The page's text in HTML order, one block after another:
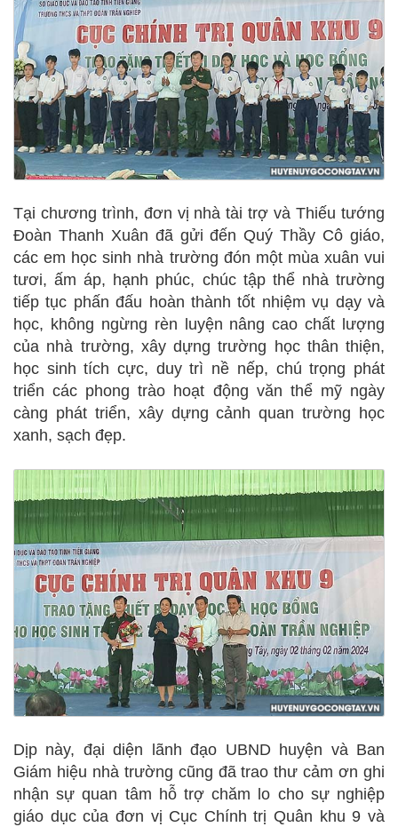
Tại chương trình, đơn vị nhà tài trợ và Thiếu tướng
Đoàn Thanh Xuân đã gửi đến Quý Thầy Cô giáo,
các em học sinh nhà trường đón một mùa xuân vui
tươi, ấm áp, hạnh phúc, chúc tập thể nhà trường
tiếp tục phấn đấu hoàn thành tốt nhiệm vụ dạy và
học, không ngừng rèn luyện nâng cao chất lượng
của nhà trường, xây dựng trường học thân thiện,
học sinh tích cực, duy trì nề nếp, chú trọng phát
triển các phong trào hoạt động văn thể mỹ ngày
càng phát triển, xây dựng cảnh quan trường học
xanh, sạch đẹp.
Dịp này, đại diện lãnh đạo UBND huyện và Ban
Giám hiệu nhà trường cũng đã trao thư cảm ơn ghi
nhận sự quan tâm hỗ trợ chăm lo cho sự nghiệp
giáo dục của đơn vị Cục Chính trị Quân khu 9 và